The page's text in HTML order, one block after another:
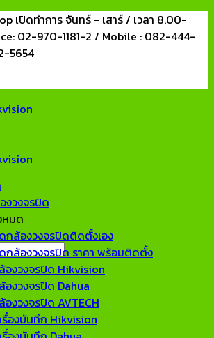
เปิดทำการ จันทร์ - เสาร์ / เวลา 8.00-
02-970-1181-2 / Mobile : 082-444-
5654
งวงจรปิด
หมด
กล้องวงจรปิดติดตั้งเอง
กล้องวงจรปิด ราคา พร้อมติดตั้ง
องวงจรปิด Hikvision
องวงจรปิด Dahua
องวงจรปิด AVTECH
รื่องบันทึก Hikvision